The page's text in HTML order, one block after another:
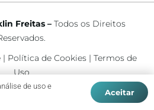
Freitas – Todos os Direitos
| Política de Cookies| Termos de
Uso
de uso e
Aceitar